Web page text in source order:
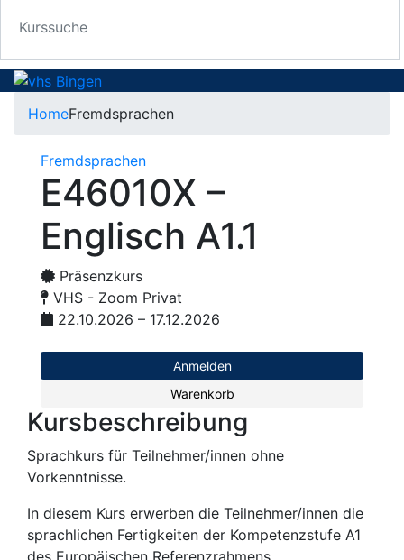
HomeFremdsprachen
Fremdsprachen
E46010X –
Englisch A1.1
Präsenzkurs
VHS - Zoom Privat
22.10.2026 – 17.12.2026
Anmelden
Warenkorb
Kursbeschreibung
Sprachkurs für Teilnehmer/innen ohne
Vorkenntnisse.
In diesem Kurs erwerben die Teilnehmer/innen die
sprachlichen Fertigkeiten der Kompetenzstufe A1
des Europäischen Referenzrahmens.